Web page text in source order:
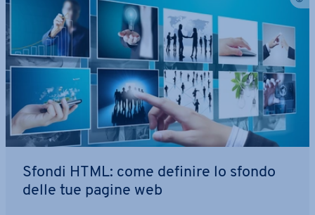
Sfondi HTML: come definire lo sfondo
delle tue pagine web